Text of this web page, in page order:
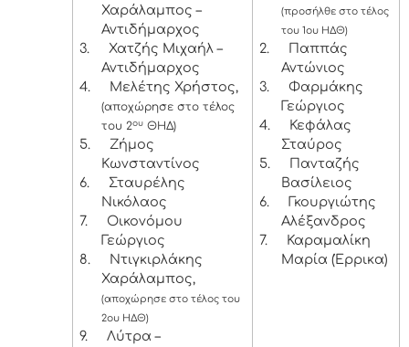
Χαράλαμπος –
Αντιδήμαρχος
3.
Χατζής Μιχαήλ –
Αντιδήμαρχος
4.
Μελέτης Χρήστος,
(αποχώρησε στο τέλος
του 2ουΘΗΔ)
5.
Ζήμος
Κωνσταντίνος
6.
Σταυρέλης
Νικόλαος
7.
Οικονόμου
Γεώργιος
8.
Ντιγκιρλάκης
Χαράλαμπος,
(αποχώρησε στο τέλος του
2ου ΗΔΘ)
9.
Λύτρα –
(προσήλθε στο τέλος
του 1ου ΗΔΘ)
2.
Παππάς
Αντώνιος
3.
Φαρμάκης
Γεώργιος
4.
Κεφάλας
Σταύρος
5.
Πανταζής
Βασίλειος
6.
Γκουργιώτης
Αλέξανδρος
7.
Καραμαλίκη
Μαρία (Έρρικα)